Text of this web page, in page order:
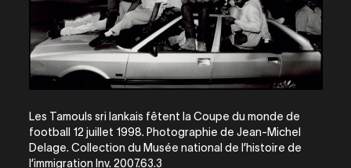
Les Tamouls sri lankais fêtent la Coupe du monde de
football 12 juillet 1998. Photographie de Jean-Michel
Delage. Collection du Musée national de l’histoire de
l’immigration Inv. 2007.63.3